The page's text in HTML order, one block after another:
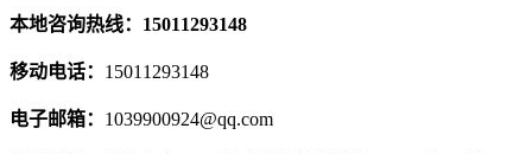
本地咨询热线：15011293148
移动电话： 15011293148
电子邮箱： 1039900924@qq.com